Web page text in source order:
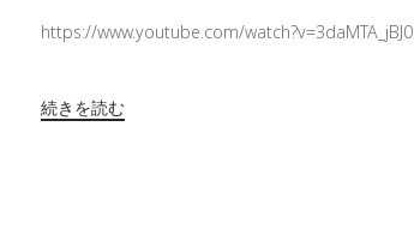
https://www.youtube.com/watch?v=3daMTA_jBJ0
続きを読む